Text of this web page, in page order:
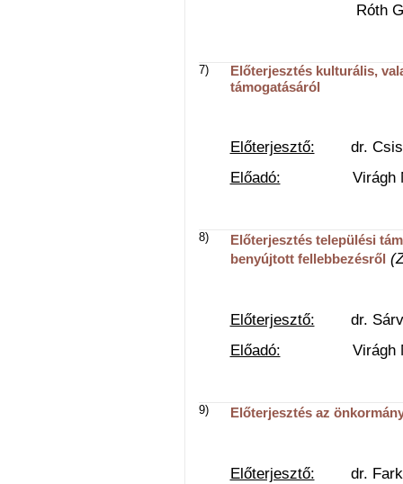
Róth Gyula
7)
Előterjesztés kulturális,
támogatásáról
Előterjesztő: dr.
Előadó: Virágh
8)
Előterjesztés települési
benyújtott fellebbezésről
Előterjesztő: dr.
Előadó: Virágh
9) Előterjesztés az
Előterjesztő: dr.